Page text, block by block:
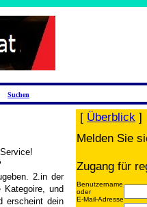
Suchen
2.in der
Kategoire, und
erscheint dein
[ Überblick
Melden Sie
Zugang für
Benutzername
oder
E-Mail-Adresse